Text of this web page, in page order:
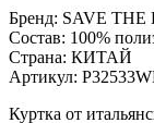
Бренд: SAVE THE
Состав: 100%
Страна: КИТАЙ
Артикул:
Куртка от